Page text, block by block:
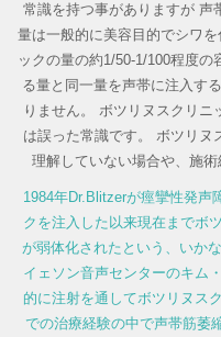
常識を持つ事がありますが声
量は一般的に美容目的でシワ
ックの量の約1/50-1/100程度の
る量と同一量を声帯に注入す
りません。 ボツリヌスクリニ
は誤った常識です。 ボツリヌ
理解していない場合や、施術
1984年Dr.Blitzerが痙攣性発声
クを注入した以来現在までボ
が弱体化されたという、いか
イェソン音声センターのキム
的に注射を通してボツリヌス
での治療経験の中で声帯筋萎